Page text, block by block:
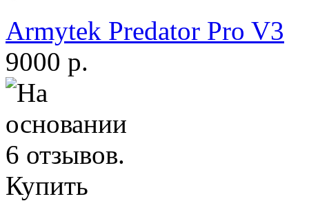
Armytek Predator Pro V3
9000 р.
Купить